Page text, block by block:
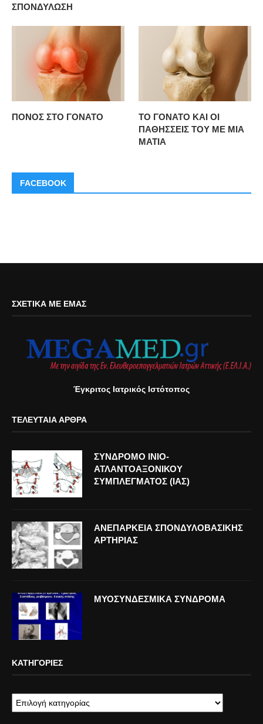
ΣΠΟΝΔΥΛΩΣΗ
ΠΟΝΟΣ ΣΤΟ ΓΟΝΑΤΟ
ΤΟ ΓΟΝΑΤΟ ΚΑΙ ΟΙ
ΠΑΘΗΣΣΕΙΣ ΤΟΥ ΜΕ ΜΙΑ
ΜΑΤΙΑ
FACEBOOK
ΣΧΕΤΙΚΆ ΜΕ ΕΜΆΣ
Έγκριτος Ιατρικός Ιστότοπος
ΤΕΛΕΥΤΑΊΑ ΆΡΘΡΑ
ΣΥΝΔΡΟΜΟ ΙΝΙΟ-
ΑΤΛΑΝΤΟΑΞΟΝΙΚΟΥ
ΣΥΜΠΛΕΓΜΑΤΟΣ (ΙΑΣ)
ΑΝΕΠΑΡΚΕΙΑ ΣΠΟΝΔΥΛΟΒΑΣΙΚΗΣ
ΑΡΤΗΡΙΑΣ
ΜΥΟΣΥΝΔΕΣΜΙΚΑ ΣΥΝΔΡΟΜΑ
ΚΑΤΗΓΟΡΊΕΣ